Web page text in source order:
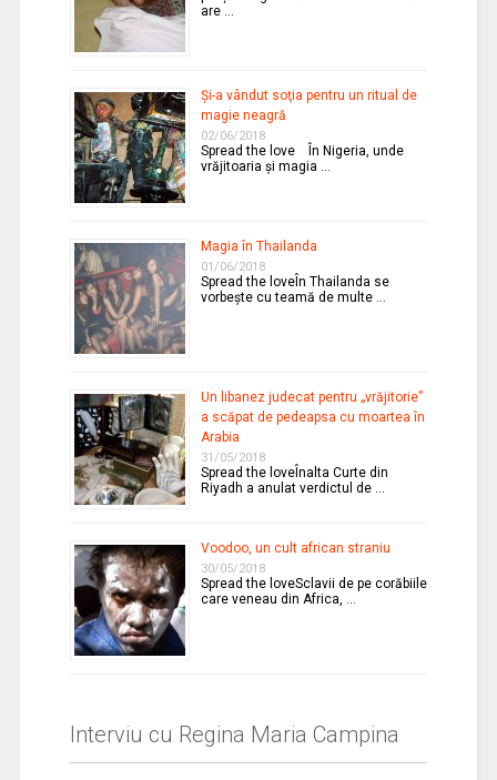
are …
Şi-a vândut soţia pentru un ritual de
magie neagră
02/06/2018
Spread the love În Nigeria, unde
vrăjitoaria şi magia …
Magia în Thailanda
01/06/2018
Spread the loveÎn Thailanda se
vorbeşte cu teamă de multe …
Un libanez judecat pentru „vrăjitorie”
a scăpat de pedeapsa cu moartea în
Arabia
31/05/2018
Spread the loveÎnalta Curte din
Riyadh a anulat verdictul de …
Voodoo, un cult african straniu
30/05/2018
Spread the loveSclavii de pe corăbiile
care veneau din Africa, …
Interviu cu Regina Maria Campina